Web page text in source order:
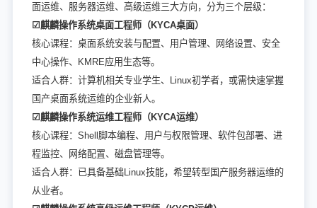
面运维、服务器运维、高级运维三大方向，分为三个层级：
☑麒麟操作系统桌面工程师（KYCA桌面）
核心课程：桌面系统安装与配置、用户管理、网络设置、安全
中心操作、KMRE应用生态等。
适合人群：计算机相关专业学生、Linux初学者，或需快速掌握
国产桌面系统运维的企业新人。
☑麒麟操作系统运维工程师（KYCA运维）
核心课程：Shell脚本编程、用户与权限管理、软件包部署、进
程监控、网络配置、磁盘管理等。
适合人群：已具备基础Linux技能，希望转型国产服务器运维的
从业者。